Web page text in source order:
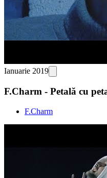
Ianuarie 2019
F.Charm - Petală cu
F.Charm